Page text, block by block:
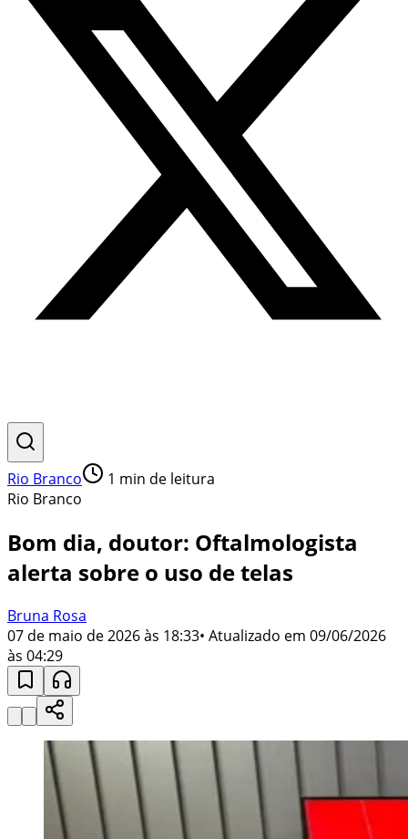
Rio Branco 1 min de leitura
Rio Branco
Bom dia, doutor: Oftalmologista
alerta sobre o uso de telas
Bruna Rosa
07 de maio de 2026 às 18:33• Atualizado em 09/06/2026
às 04:29